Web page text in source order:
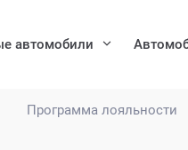
Программа лояльности
автомобили